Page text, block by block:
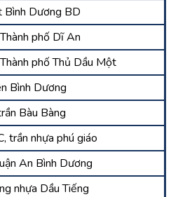
Bình Dương BD
phố Dĩ An
phố Thủ Dầu Một
Bình Dương
Bàu Bàng
trần nhựa phú giáo
An Bình Dương
nhựa Dầu Tiếng